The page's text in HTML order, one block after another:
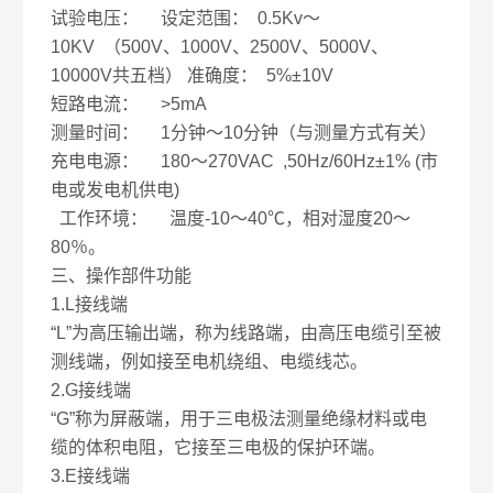
试验电压： 设定范围： 0.5Kv～
10KV （500V、1000V、2500V、5000V、
10000V共五档） 准确度： 5%±10V
短路电流： >5mA
测量时间： 1分钟～10分钟（与测量方式有关）
充电电源： 180～270VAC ,50Hz/60Hz±1% (市
电或发电机供电)
工作环境： 温度-10～40℃，相对湿度20～
80％。
三、操作部件功能
1.L接线端
“L”为高压输出端，称为线路端，由高压电缆引至被
测线端，例如接至电机绕组、电缆线芯。
2.G接线端
“G”称为屏蔽端，用于三电极法测量绝缘材料或电
缆的体积电阻，它接至三电极的保护环端。
3.E接线端